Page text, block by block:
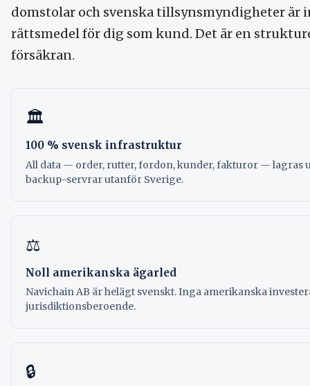
domstolar och svenska tillsynsmyndigheter
rättsmedel för dig som kund. Det är en
försäkran.
🏛
100 % svensk infrastruktur
All data — order, rutter, fordon, kunder, fakturor — lagras
backup-servrar utanför Sverige.
⚖
Noll amerikanska ägarled
Navichain AB är helägt svenskt. Inga amerikanska
jurisdiktionsberoende.
🔒